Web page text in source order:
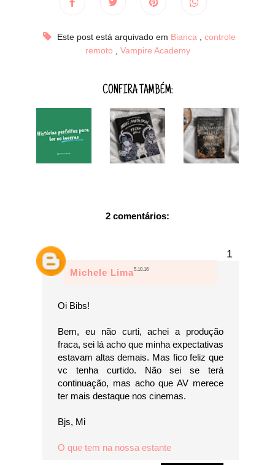
Este post está arquivado em Bianca
controle
remoto
Vampire Academy
CONFIRA TAMBÉM:
2 comentários:
Michele Lima5.10.16
Oi Bibs!
Bem, eu não curti, achei a produção
fraca, sei lá acho que minha expectativas
estavam altas demais. Mas fico feliz que
vc tenha curtido. Não sei se terá
continuação, mas acho que AV merece
ter mais destaque nos cinemas.
Bjs, Mi
O que tem na nossa estante